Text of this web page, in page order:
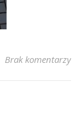
Brak komentarzy